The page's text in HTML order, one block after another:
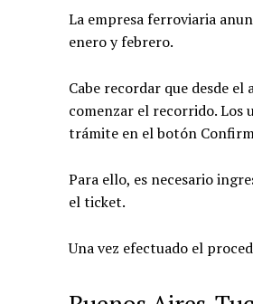
La empresa ferroviaria
enero y febrero.
Cabe recordar que desde
comenzar el recorrido. Los
trámite en el botón
Para ello, es necesario
el ticket.
Una vez efectuado el